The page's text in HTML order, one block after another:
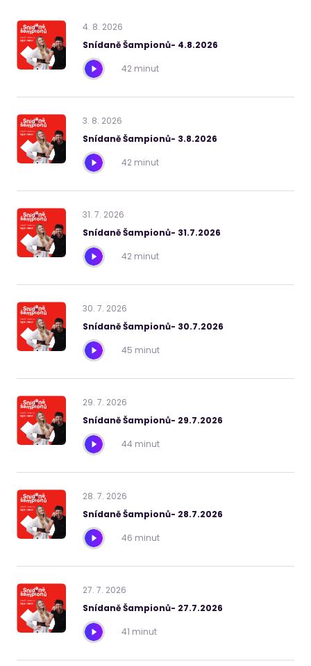
4. 8. 2026
Snídaně Šampionů- 4.8.2026
42 minut
3. 8. 2026
Snídaně Šampionů- 3.8.2026
42 minut
31. 7. 2026
Snídaně Šampionů- 31.7.2026
42 minut
30. 7. 2026
Snídaně Šampionů- 30.7.2026
45 minut
29. 7. 2026
Snídaně Šampionů- 29.7.2026
44 minut
28. 7. 2026
Snídaně Šampionů- 28.7.2026
46 minut
27. 7. 2026
Snídaně Šampionů- 27.7.2026
41 minut